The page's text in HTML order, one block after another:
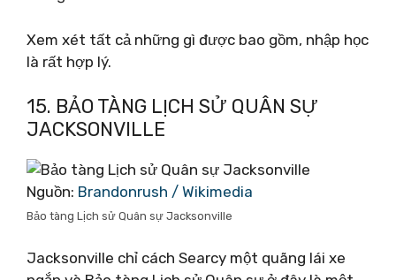
Xem xét tất cả những gì được bao gồm, nhập học
là rất hợp lý.
15. BẢO TÀNG LỊCH SỬ QUÂN SỰ
JACKSONVILLE
Nguồn: Brandonrush / Wikimedia
Bảo tàng Lịch sử Quân sự Jacksonville
Jacksonville chỉ cách Searcy một quãng lái xe